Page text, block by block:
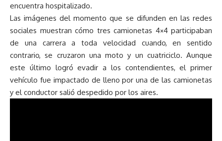
encuentra hospitalizado.
Las imágenes del momento que se difunden en las redes
sociales muestran cómo tres camionetas 4×4 participaban
de una carrera a toda velocidad cuando, en sentido
contrario, se cruzaron una moto y un cuatriciclo. Aunque
este último logró evadir a los contendientes, el primer
vehículo fue impactado de lleno por una de las camionetas
y el conductor salió despedido por los aires.